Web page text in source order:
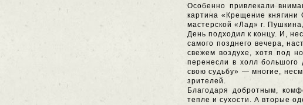
Особенно привлекали
картина «Крещение
мастерской «Лад» г.
День подходил к концу. И,
самого позднего вечера,
свежем воздухе, хотя под
перенесли в холл большого
свою судьбу» — многие,
зрителей.
Благодаря добротным,
тепле и сухости. А вторые